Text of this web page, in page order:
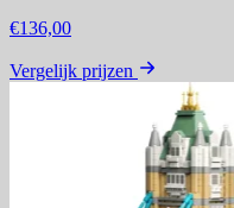
€136,00
Vergelijk prijzen